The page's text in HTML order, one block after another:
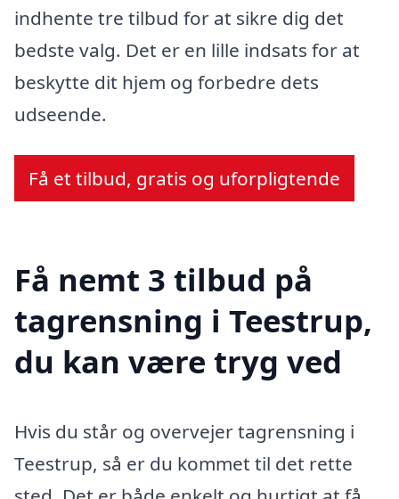
indhente tre tilbud for at sikre dig det
bedste valg. Det er en lille indsats for at
beskytte dit hjem og forbedre dets
udseende.
Få et tilbud, gratis og uforpligtende
Få nemt 3 tilbud på
tagrensning i Teestrup,
du kan være tryg ved
Hvis du står og overvejer tagrensning i
Teestrup, så er du kommet til det rette